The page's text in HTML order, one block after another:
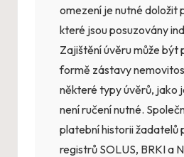
omezení je nutné doložit
které jsou posuzovány
Zajištění úvěru může být
formě zástavy
některé typy úvěrů, jako
není ručení nutné.
platební historii žadatelů
registrů SOLUS, BRKI a